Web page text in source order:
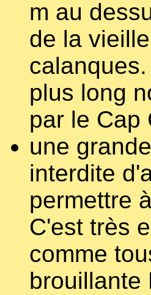
m au
de la
plus long
par le Cap
une
interdite
permettre
C'est très
comme
brouillante